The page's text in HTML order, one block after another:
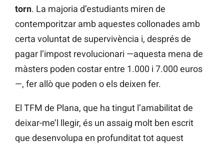
torn. La majoria d’estudiants miren de
contemporitzar amb aquestes collonades amb
certa voluntat de supervivència i, després de
pagar l’impost revolucionari —aquesta mena de
màsters poden costar entre 1.000 i 7.000 euros
—, fer allò que poden o els deixen fer.
El TFM de Plana, que ha tingut l’amabilitat de
deixar-me’l llegir, és un assaig molt ben escrit
que desenvolupa en profunditat tot aquest